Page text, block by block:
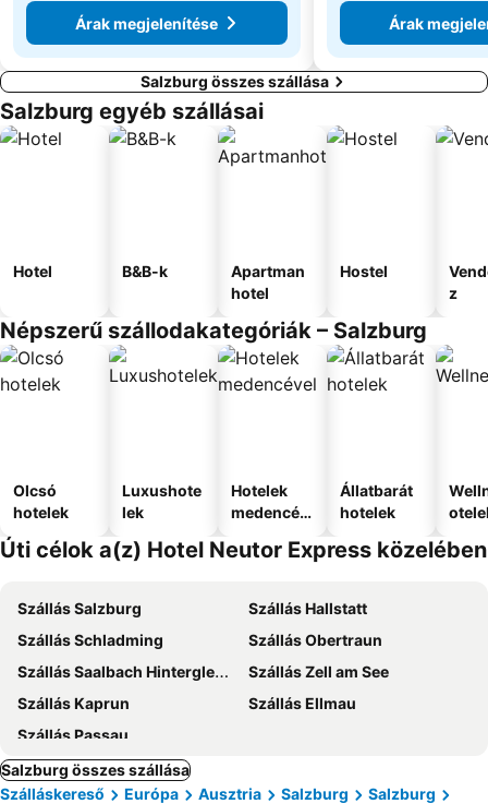
Árak megjelenítése
Árak
Salzburg összes szállása
Salzburg egyéb szállásai
Hotel B&B-k
Apartman
hotel
Hostel
z
Népszerű szállodakategóriák – Salzburg
Olcsó
hotelek
Luxushote
lek
Hotelek
medencév
Állatbarát
hotelek
Úti célok a(z) Hotel Neutor Express közelében
Szállás Salzburg
Szállás Hallstatt
Szállás Schladming
Szállás Obertraun
Szállás Saalbach Hinterglemm
Szállás Zell am See
Szállás Kaprun
Szállás Ellmau
Szállás Passau
Salzburg összes szállása
Szálláskereső
Európa Ausztria Salzburg
Salzburg